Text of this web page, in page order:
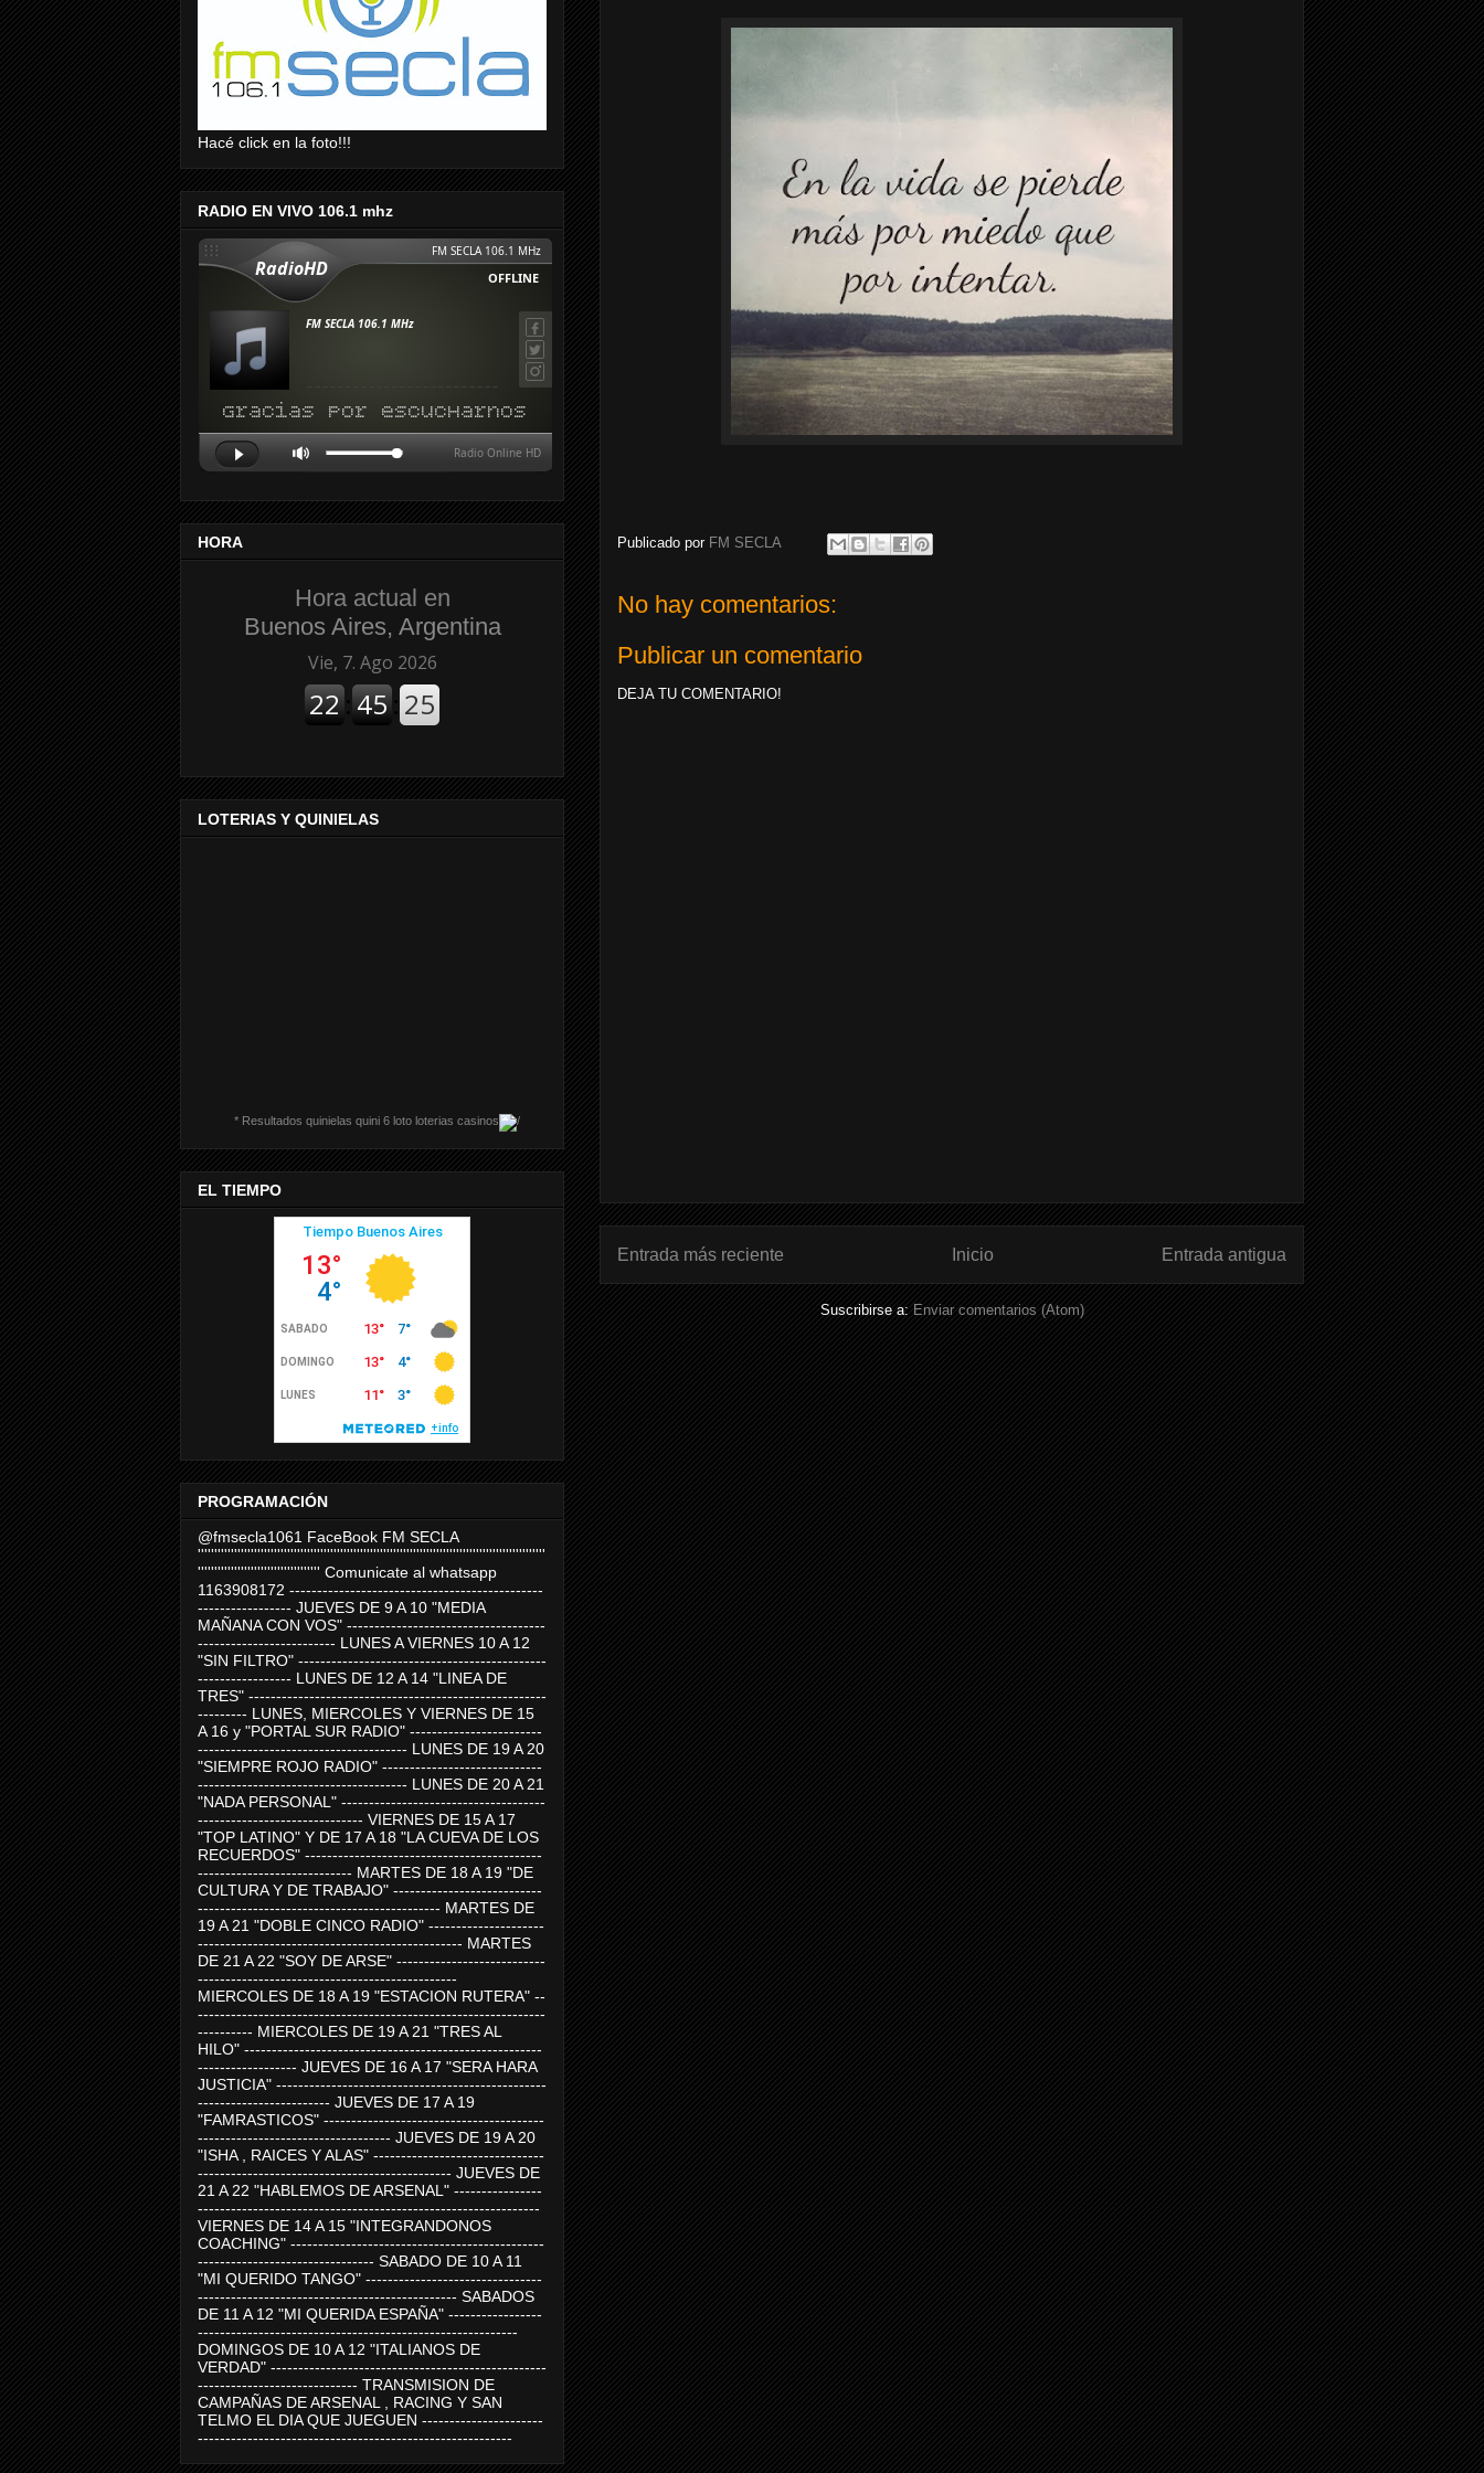
Publicado por FM SECLA
No hay comentarios:
Publicar un comentario
DEJA TU COMENTARIO!
Entrada más reciente Entrada antigua
Inicio
Suscribirse a: Enviar comentarios (Atom)
Hacé click en la foto!!!
RADIO EN VIVO 106.1 mhz
HORA
Hora actual en
Buenos Aires, Argentina
LOTERIAS Y QUINIELAS
* Resultados quinielas quini 6 loto loterias casinos
EL TIEMPO
PROGRAMACIÓN
@fmsecla1061 FaceBook FM SECLA
'''''''''''''''''''''''''''''''''''''''''''''''''''''''''''''''''''''''''''''''''''''''''''''''''''''''''
''''''''''''''''''''''''''''''''''''' Comunicate al whatsapp
1163908172 ----------------------------------------------
----------------- JUEVES DE 9 A 10 "MEDIA
MAÑANA CON VOS" ------------------------------------
------------------------- LUNES A VIERNES 10 A 12
"SIN FILTRO" ---------------------------------------------
----------------- LUNES DE 12 A 14 "LINEA DE
TRES" ------------------------------------------------------
--------- LUNES, MIERCOLES Y VIERNES DE 15
A 16 y "PORTAL SUR RADIO" ------------------------
-------------------------------------- LUNES DE 19 A 20
"SIEMPRE ROJO RADIO" -----------------------------
-------------------------------------- LUNES DE 20 A 21
"NADA PERSONAL" -------------------------------------
------------------------------ VIERNES DE 15 A 17
"TOP LATINO" Y DE 17 A 18 "LA CUEVA DE LOS
RECUERDOS" -------------------------------------------
---------------------------- MARTES DE 18 A 19 "DE
CULTURA Y DE TRABAJO" ---------------------------
-------------------------------------------- MARTES DE
19 A 21 "DOBLE CINCO RADIO" ---------------------
------------------------------------------------ MARTES
DE 21 A 22 "SOY DE ARSE" ---------------------------
-----------------------------------------------
MIERCOLES DE 18 A 19 "ESTACION RUTERA" --
---------------------------------------------------------------
---------- MIERCOLES DE 19 A 21 "TRES AL
HILO" ------------------------------------------------------
------------------ JUEVES DE 16 A 17 "SERA HARA
JUSTICIA" -------------------------------------------------
------------------------ JUEVES DE 17 A 19
"FAMRASTICOS" ----------------------------------------
----------------------------------- JUEVES DE 19 A 20
"ISHA , RAICES Y ALAS" -------------------------------
---------------------------------------------- JUEVES DE
21 A 22 "HABLEMOS DE ARSENAL" ----------------
--------------------------------------------------------------
VIERNES DE 14 A 15 "INTEGRANDONOS
COACHING" ----------------------------------------------
-------------------------------- SABADO DE 10 A 11
"MI QUERIDO TANGO" --------------------------------
----------------------------------------------- SABADOS
DE 11 A 12 "MI QUERIDA ESPAÑA" -----------------
----------------------------------------------------------
DOMINGOS DE 10 A 12 "ITALIANOS DE
VERDAD" --------------------------------------------------
----------------------------- TRANSMISION DE
CAMPAÑAS DE ARSENAL , RACING Y SAN
TELMO EL DIA QUE JUEGUEN ----------------------
---------------------------------------------------------